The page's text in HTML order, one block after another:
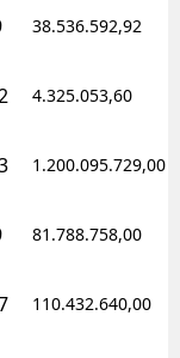
38.536.592,92
4.325.053,60
1.200.095.729,00
81.788.758,00
110.432.640,00